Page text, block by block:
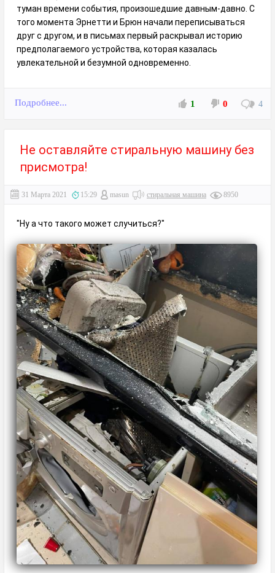
туман времени события, произошедшие давным-давно. С
того момента Эрнетти и Брюн начали переписываться
друг с другом, и в письмах первый раскрывал историю
предполагаемого устройства, которая казалась
увлекательной и безумной одновременно.
Подробнее... 1 0 4
Не оставляйте стиральную машину без
присмотра!
31 Марта 2021 15:29 masun стиральная машина 8950
"Ну а что такого может случиться?"